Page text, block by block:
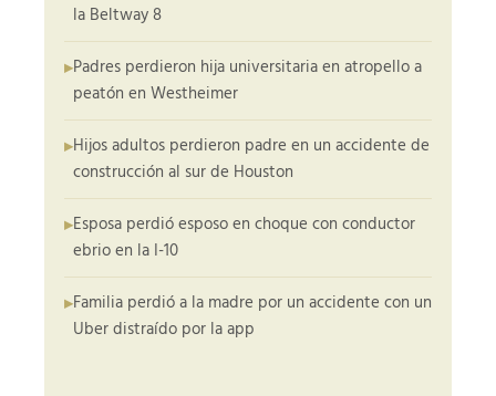
la Beltway 8
Padres perdieron hija universitaria en atropello a
peatón en Westheimer
Hijos adultos perdieron padre en un accidente de
construcción al sur de Houston
Esposa perdió esposo en choque con conductor
ebrio en la I-10
Familia perdió a la madre por un accidente con un
Uber distraído por la app